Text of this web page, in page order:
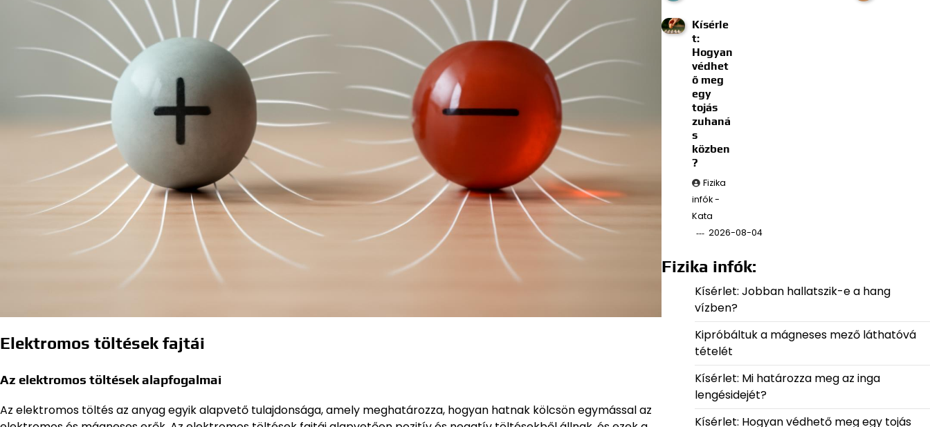
Elektromos töltések fajtái
Az elektromos töltések alapfogalmai
Az elektromos töltés az anyag egyik alapvető tulajdonsága, amely meghatározza, hogyan hatnak kölcsön egymással az
Kísérle
t:
Hogyan
védhet
ő meg
egy
tojás
zuhaná
s
közben
?
Fizika
infók -
Kata
2026-08-04
Fizika infók:
Kísérlet: Jobban hallatszik-e a hang
vízben?
Kipróbáltuk a mágneses mező láthatóvá
tételét
Kísérlet: Mi határozza meg az inga
lengésidejét?
Kísérlet: Hogyan védhető meg egy tojás